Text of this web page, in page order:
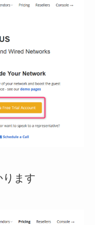
ます